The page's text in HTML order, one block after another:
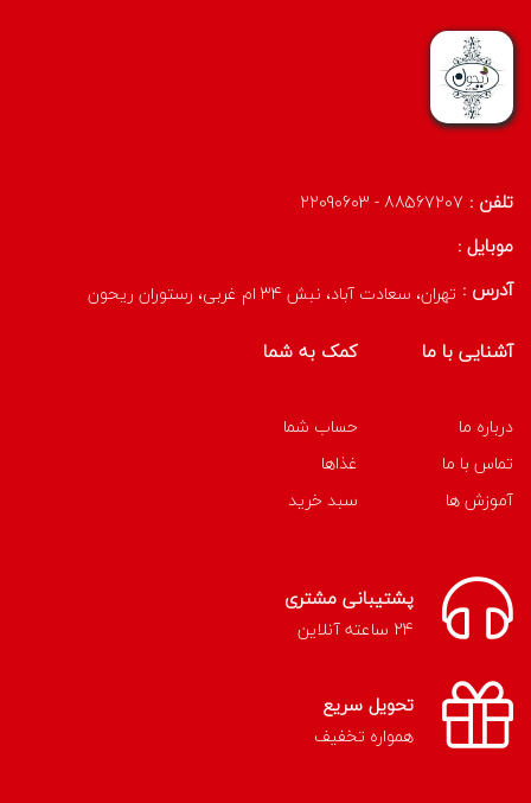
تلفن : 88567207 - 22090603
موبایل :
آدرس : تهران، سعادت آباد، نبش 34 ام غربی، رستوران ریحون
آشنایی با ما
درباره ما
تماس با ما
آموزش ها
کمک به شما
حساب شما
غذاها
سبد خرید
پشتیبانی مشتری
24 ساعته آنلاین
تحویل سریع
همواره تخفیف